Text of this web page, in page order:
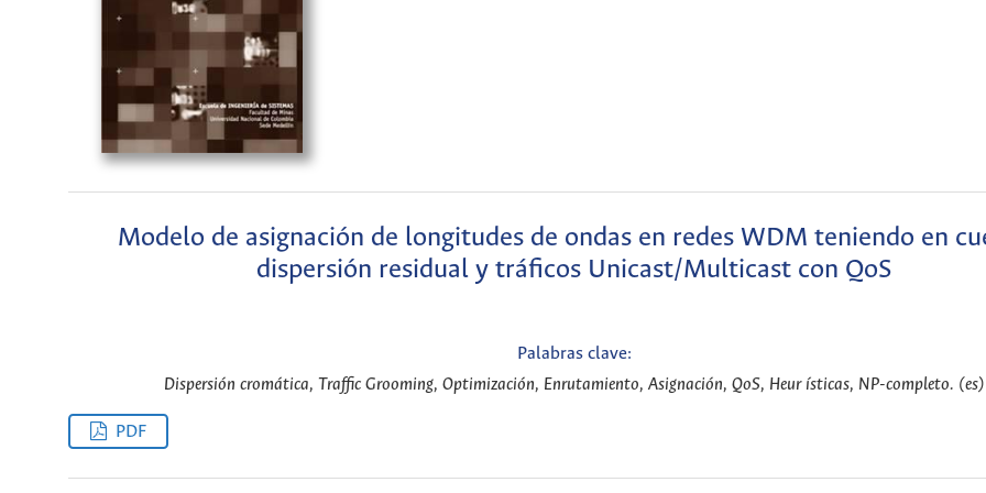
Modelo de asignación de longitudes de ondas en redes WDM teniendo en
dispersión residual y tráficos Unicast/Multicast con QoS
Palabras clave:
Dispersión cromática, Traffic Grooming, Optimización, Enrutamiento, Asignación, QoS, Heur ísticas, NP-completo. (es)
PDF